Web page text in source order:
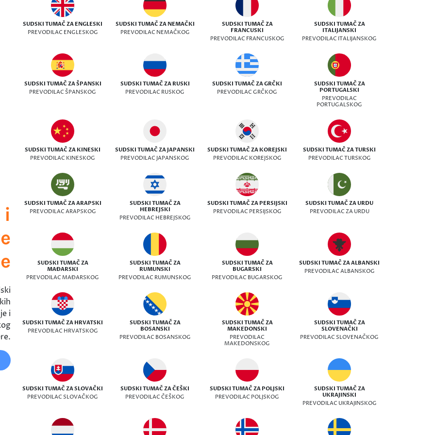
i
i
SUDSKI TUMAČ ZA ENGLESKI
PREVODILAC ENGLESKOG
SUDSKI TUMAČ ZA NEMAČKI
PREVODILAC NEMAČKOG
SUDSKI TUMAČ ZA
FRANCUSKI
PREVODILAC FRANCUSKOG
SUDSKI TUMAČ ZA
ITALIJANSKI
PREVODILAC ITALIJANSKOG
SUDSKI TUMAČ ZA ŠPANSKI
PREVODILAC ŠPANSKOG
SUDSKI TUMAČ ZA RUSKI
PREVODILAC RUSKOG
SUDSKI TUMAČ ZA GRČKI
PREVODILAC GRČKOG
SUDSKI TUMAČ ZA
PORTUGALSKI
PREVODILAC
PORTUGALSKOG
SUDSKI TUMAČ ZA KINESKI
PREVODILAC KINESKOG
SUDSKI TUMAČ ZA JAPANSKI
PREVODILAC JAPANSKOG
SUDSKI TUMAČ ZA KOREJSKI
PREVODILAC KOREJSKOG
SUDSKI TUMAČ ZA TURSKI
PREVODILAC TURSKOG
SUDSKI TUMAČ ZA ARAPSKI
PREVODILAC ARAPSKOG
SUDSKI TUMAČ ZA
HEBREJSKI
PREVODILAC HEBREJSKOG
SUDSKI TUMAČ ZA PERSIJSKI
PREVODILAC PERSIJSKOG
SUDSKI TUMAČ ZA URDU
PREVODILAC ZA URDU
SUDSKI TUMAČ ZA
MAĐARSKI
PREVODILAC MAĐARSKOG
SUDSKI TUMAČ ZA
RUMUNSKI
PREVODILAC RUMUNSKOG
SUDSKI TUMAČ ZA
BUGARSKI
PREVODILAC BUGARSKOG
SUDSKI TUMAČ ZA ALBANSKI
PREVODILAC ALBANSKOG
SUDSKI TUMAČ ZA HRVATSKI
PREVODILAC HRVATSKOG
SUDSKI TUMAČ ZA
BOSANSKI
PREVODILAC BOSANSKOG
SUDSKI TUMAČ ZA
MAKEDONSKI
PREVODILAC
MAKEDONSKOG
SUDSKI TUMAČ ZA
SLOVENAČKI
PREVODILAC SLOVENAČKOG
SUDSKI TUMAČ ZA SLOVAČKI
PREVODILAC SLOVAČKOG
SUDSKI TUMAČ ZA ČEŠKI
PREVODILAC ČEŠKOG
SUDSKI TUMAČ ZA POLJSKI
PREVODILAC POLJSKOG
SUDSKI TUMAČ ZA
UKRAJINSKI
PREVODILAC UKRAJINSKOG